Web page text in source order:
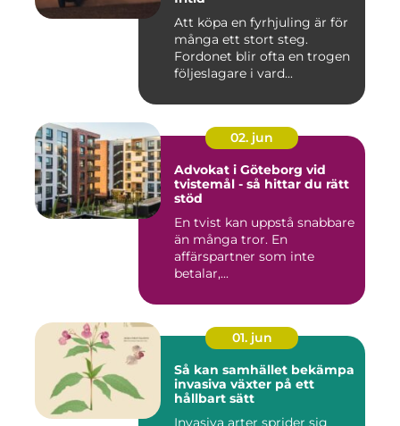
Att köpa en fyrhjuling är för
många ett stort steg.
Fordonet blir ofta en trogen
följeslagare i vard...
02. jun
Advokat i Göteborg vid
tvistemål - så hittar du rätt
stöd
En tvist kan uppstå snabbare
än många tror. En
affärspartner som inte
betalar,...
01. jun
Så kan samhället bekämpa
invasiva växter på ett
hållbart sätt
Invasiva arter sprider sig